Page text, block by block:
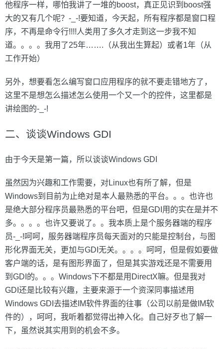
他程序一样，哪怕我讲了一堆的boost，真正见识到boost强
大的又有几个呢？-_-!要知道，今天起，所有程序都是窗口程
序，不再是命令行!!!!人类用了多久才走到这一步我不知
道。。。。我用了25年…….（从我出生算起）或者1年（从
工作开始）
另外，想要看怎么编写窗口应用程序的就不要走错地方了，
这里不是想怎么描述怎么使用一个又一个的控件，这里都是
讲绘图的-_-!
二、谈谈Windows GDI
由于今天是第一篇，所以谈谈Windows GDI
虽然因为兴趣和工作需要，对Linux也有所了解，但是
Windows到目前为止绝对是本人最熟悉的平台。。。也许也
是绝大部分程序员最熟悉的平台吧，但是GDI用的实在是并不
多。。。。也许又要说了。。我本质上是个服务器端的程序
员-_-!呵呵，服务器端程序员每天面对的只能是控制台，与图
形化界面无关，更加与GDI无关。。。。呵呵，但是假如要做
客户端的话，是有图形界面了，但是其实游戏还是不需要用
到GDI的。。。Windows下不都是用DirectX嘛。但是我对
GDI还是比较有兴趣，主要来源于一个资深同事描述用
Windows GDI去描述IM软件界面的往事（公司以前是做IM软
件的），呵呵，我听着都觉得出神入化。自己好歹也了解一
下，虽然说其实用到的机会不多。